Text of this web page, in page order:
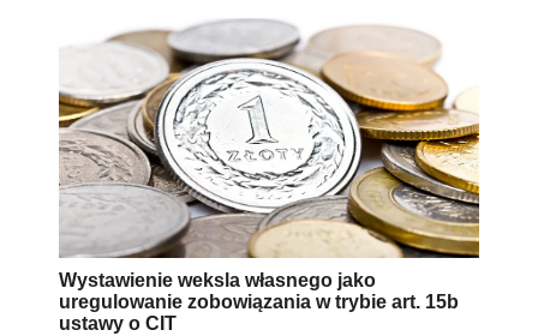
Wystawienie weksla własnego jako
uregulowanie zobowiązania w trybie art. 15b
ustawy o CIT